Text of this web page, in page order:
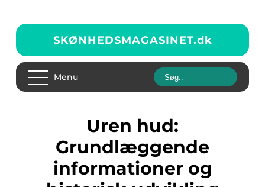
SKØNHEDSMAGASINET.dk
Menu
Uren hud:
Grundlæggende
informationer og